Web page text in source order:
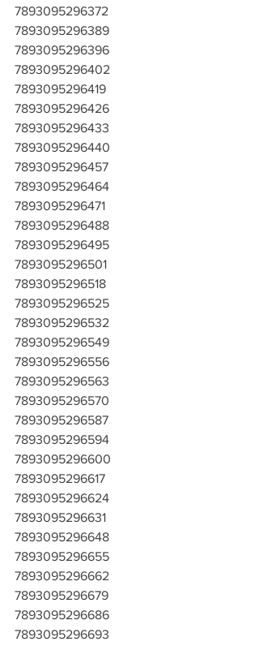
7893095296372
7893095296389
7893095296396
7893095296402
7893095296419
7893095296426
7893095296433
7893095296440
7893095296457
7893095296464
7893095296471
7893095296488
7893095296495
7893095296501
7893095296518
7893095296525
7893095296532
7893095296549
7893095296556
7893095296563
7893095296570
7893095296587
7893095296594
7893095296600
7893095296617
7893095296624
7893095296631
7893095296648
7893095296655
7893095296662
7893095296679
7893095296686
7893095296693